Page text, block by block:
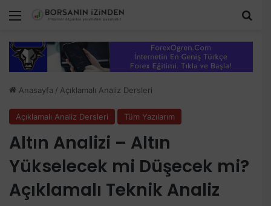
Menü
Anasayfa / Açıklamalı Analiz Dersleri
Açıklamalı Analiz Dersleri Tüm Yazılarım
Altın Analizi – Altın
Yükselecek mi Düşecek mi?
Açıklamalı Teknik Analiz